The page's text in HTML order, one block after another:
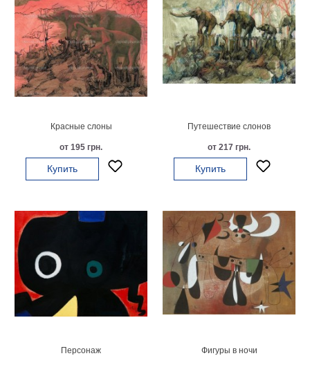
Красные слоны
от 195 грн.
Купить
Путешествие слонов
от 217 грн.
Купить
Персонаж Фигуры в ночи